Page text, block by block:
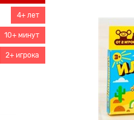
4+ лет
10+ минут
2+ игрока